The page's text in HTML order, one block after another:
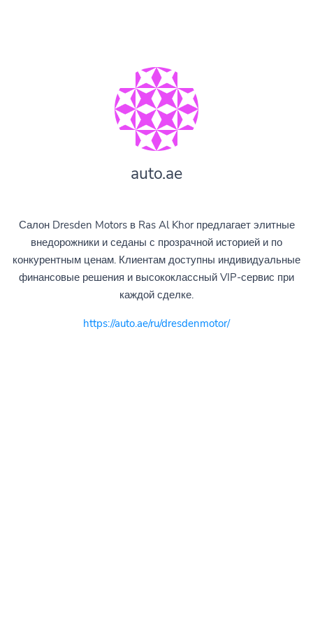
auto.ae
Салон Dresden Motors в Ras Al Khor предлагает элитные
внедорожники и седаны с прозрачной историей и по
конкурентным ценам. Клиентам доступны индивидуальные
финансовые решения и высококлассный VIP-сервис при
каждой сделке.
https://auto.ae/ru/dresdenmotor/